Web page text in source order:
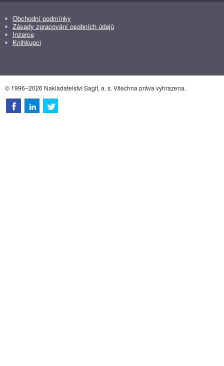
Obchodní podmínky
Zásady zpracování osobních údajů
Inzerce
Knihkupci
© 1996–2026 Nakladatelství Sagit, a. s. Všechna práva vyhrazena.